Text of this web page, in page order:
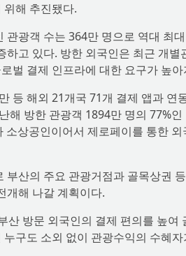
해 추진됐다.
관광객 수는 364만 명으로 역대 최
하고 있다. 방한 외국인은 최근 개
벌 결제 인프라에 대한 요구가 높
등 해외 21개국 71개 결제 앱과
해 방한 관광객 1894만 명의 77%
소상공인이어서 제로페이를 통한
부산의 주요 관광거점과 골목상권
개해 나갈 계획이다.
산 방문 외국인의 결제 편의를 높
누구도 소외 없이 관광수익의 수혜